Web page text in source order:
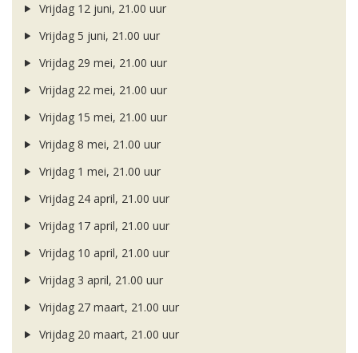
Vrijdag 12 juni, 21.00 uur
Vrijdag 5 juni, 21.00 uur
Vrijdag 29 mei, 21.00 uur
Vrijdag 22 mei, 21.00 uur
Vrijdag 15 mei, 21.00 uur
Vrijdag 8 mei, 21.00 uur
Vrijdag 1 mei, 21.00 uur
Vrijdag 24 april, 21.00 uur
Vrijdag 17 april, 21.00 uur
Vrijdag 10 april, 21.00 uur
Vrijdag 3 april, 21.00 uur
Vrijdag 27 maart, 21.00 uur
Vrijdag 20 maart, 21.00 uur